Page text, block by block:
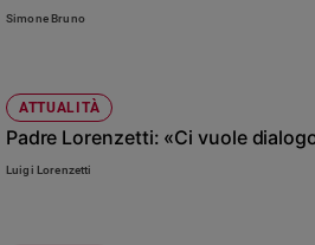
Simone Bruno
ATTUALITÀ
Padre Lorenzetti: «Ci vuole
Luigi Lorenzetti